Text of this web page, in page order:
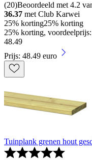
(20)Beoordeeld met 4.2
36.37 met Club Karwei
25% korting25% korting
25% korting,
48.49
Prijs: 48.49 euro
Tuinplank grenen hout